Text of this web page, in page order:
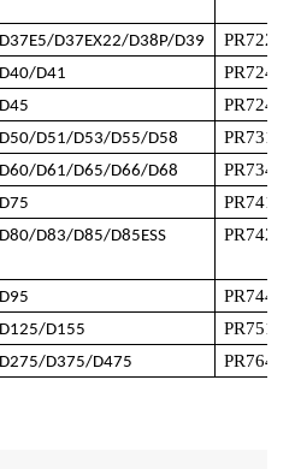
D37E5/D37EX22/D38P/D39 PR722
D40/D41 PR724
D45
D50/D51/D53/D55/D58 PR731
D60/D61/D65/D66/D68 PR734L
D75 PR741
D80/D83/D85/D85ESS PR742
D95
D125/D155 PR751
D275/D375/D475 PR764